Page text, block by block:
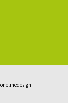
onelinedesign